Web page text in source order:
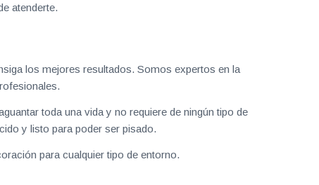
atenderte.
los mejores resultados. Somos expertos en la
toda una vida y no requiere de ningún tipo de
y listo para poder ser pisado.
para cualquier tipo de entorno.